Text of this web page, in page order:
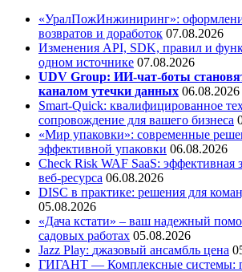
«УралПожИнжиниринг»:
возвратов и доработок 07.08.2026
Изменения API, SDK, правил и
одном источнике 07.08.2026
UDV Group: ИИ-чат-боты
каналом утечки данных 06.08.2026
Smart-Quick: квалифицированное
сопровождение для вашего бизнеса
«Мир упаковки»: современные
эффективной упаковки 06.08.2026
Check Risk WAF SaaS: эффективная
веб-ресурса 06.08.2026
DISC в практике: решения для
05.08.2026
«Дача кстати» – ваш надежный
садовых работах 05.08.2026
Jazz Play: джазовый ансамбль цена
ГИГАНТ — Комплексные системы: